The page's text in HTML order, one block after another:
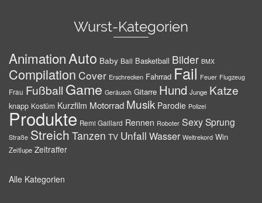
Wurst-Kategorien
AnimationAuto Baby Ball Basketball Bilder BMX
Compilation Cover Erschrecken Fahrrad Fail Feuer Flugzeug
Frau Fußball Game Geräusch Gitarre Hund Junge Katze
knapp Kostüm Kurzfilm Motorrad Musik Parodie Polizei
Produkte Remi Gaillard Rennen Roboter SexySprung
Straße Streich Tanzen TV Unfall Wasser Weltrekord Win
Zeitlupe Zeitraffer
Alle Kategorien